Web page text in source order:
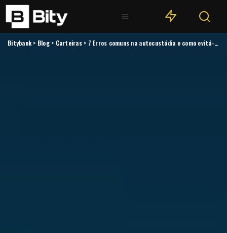
Bitybank > Blog> Carteiras> 7 Erros comuns na autocustódia e como evitá-los